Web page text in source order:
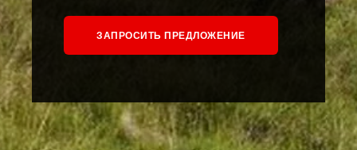
ЗАПРОСИТЬ ПРЕДЛОЖЕНИЕ